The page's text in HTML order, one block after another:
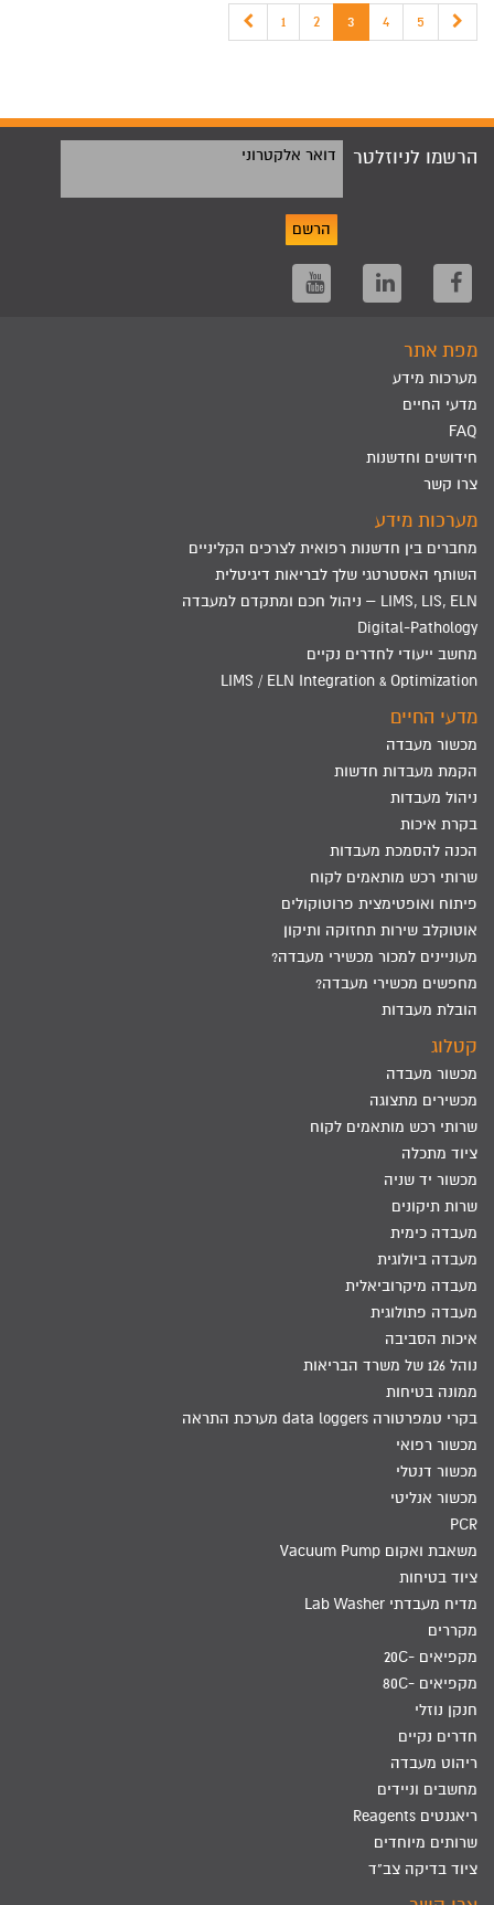
1 2 3 4 5
הרשמו לניוזלטר דואר אלקטרוני
הרשם
מפת אתר
מערכות מידע
מדעי החיים
FAQ
חידושים וחדשנות
צרו קשר
מערכות מידע
מחברים בין חדשנות רפואית לצרכים הקליניים
השותף האסטרטגי שלך לבריאות דיגיטלית
LIMS, LIS, ELN – ניהול חכם ומתקדם למעבדה
Digital-Pathology
מחשב ייעודי לחדרים נקיים
LIMS / ELN Integration & Optimization
מדעי החיים
מכשור מעבדה
הקמת מעבדות חדשות
ניהול מעבדות
בקרת איכות
הכנה להסמכת מעבדות
שרותי רכש מותאמים לקוח
פיתוח ואופטימצית פרוטוקולים
אוטוקלב שירות תחזוקה ותיקון
מעוניינים למכור מכשירי מעבדה?
מחפשים מכשירי מעבדה?
הובלת מעבדות
קטלוג
מכשור מעבדה
מכשירים מתצוגה
שרותי רכש מותאמים לקוח
ציוד מתכלה
מכשור יד שניה
שרות תיקונים
מעבדה כימית
מעבדה ביולוגית
מעבדה מיקרוביאלית
מעבדה פתולוגית
איכות הסביבה
נוהל 126 של משרד הבריאות
ממונה בטיחות
בקרי טמפרטורה data loggers מערכת התראה
מכשור רפואי
מכשור דנטלי
מכשור אנליטי
PCR
משאבת ואקום Vacuum Pump
ציוד בטיחות
מדיח מעבדתי Lab Washer
מקררים
מקפיאים -20C
מקפיאים -80C
חנקן נוזלי
חדרים נקיים
ריהוט מעבדה
מחשבים וניידים
ריאגנטים Reagents
שרותים מיוחדים
ציוד בדיקה צב"ד